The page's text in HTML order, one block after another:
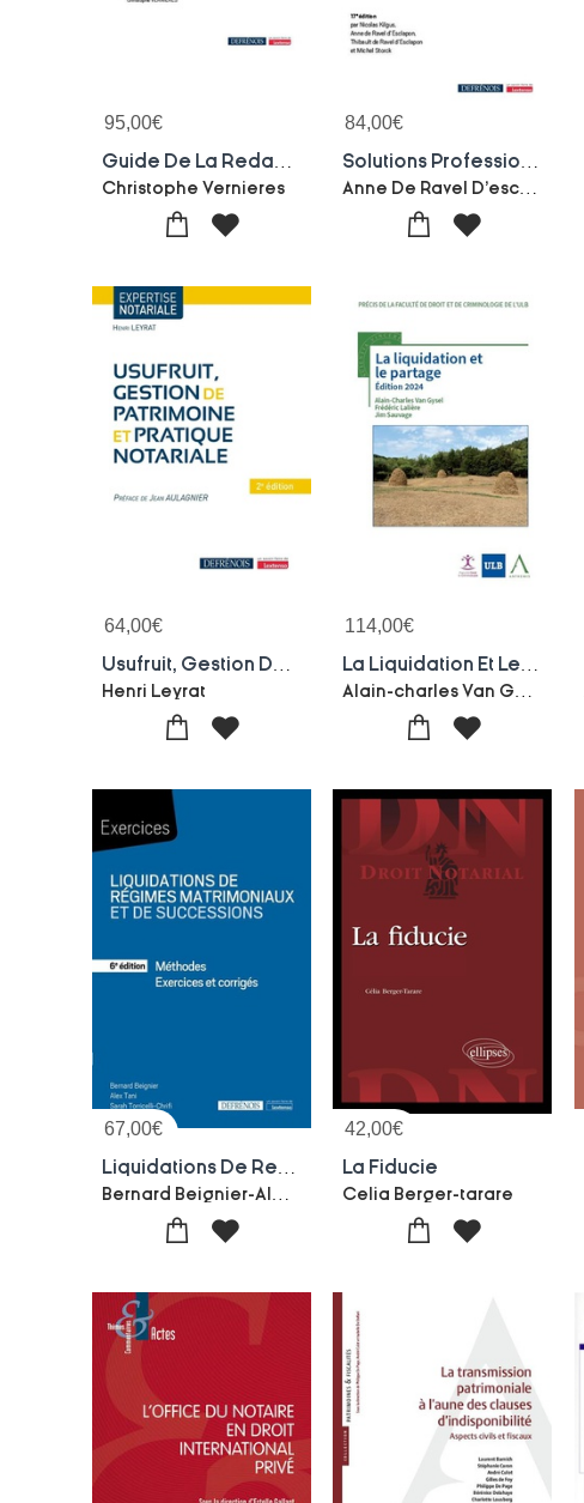
95,00€
Christophe Vernieres
84,00€
64,00€
Henri Leyrat
114,00€
67,00€ 42,00€
La Fiducie
Celia Berger-tarare